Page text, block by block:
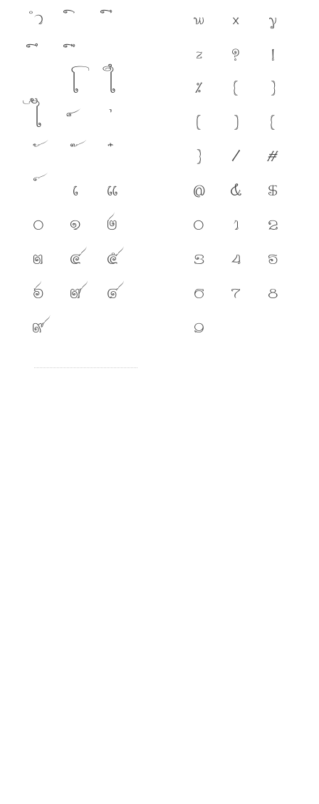
ำ
โ
ใ
ไ
เ
แ
๐
๑
๒
๓
๔
๕
๖
๗
๘
๙
w
x
y
z
?
!
%
(
)
[
]
{
}
/
#
@
&
$
0
1
2
3
4
5
6
7
8
9